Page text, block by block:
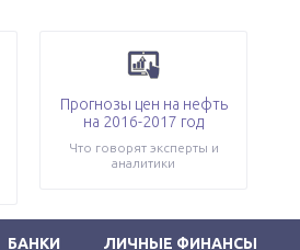
Прогнозы цен на нефть
на 2016-2017 год
Что говорят эксперты и
аналитики
БАНКИ ЛИЧНЫЕ ФИНАНСЫ